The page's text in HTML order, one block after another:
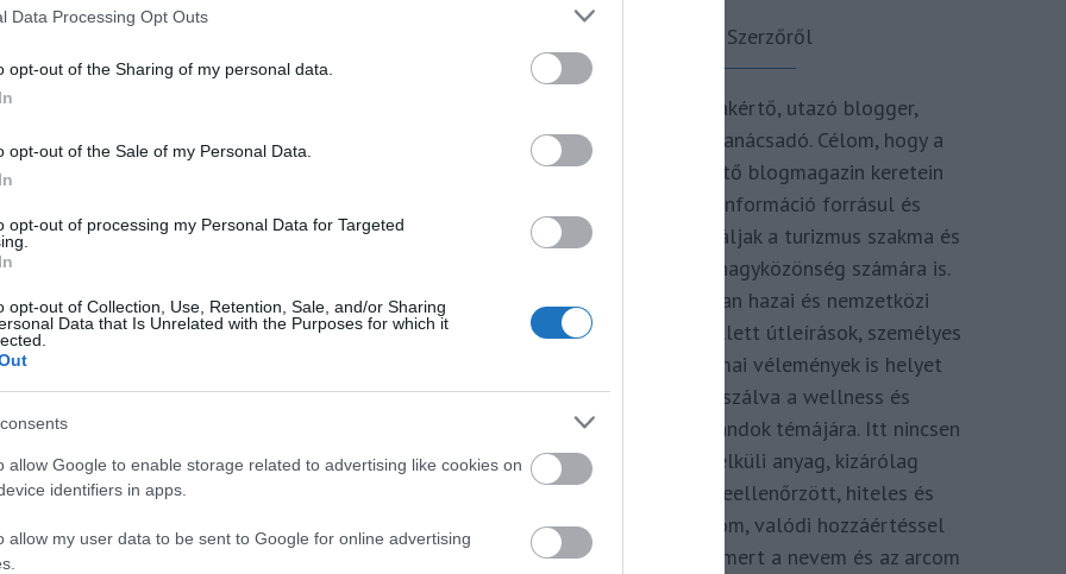
Data Processing Opt Outs
opt-out of the Sharing of my personal data.
opt-out of the Sale of my Personal Data.
opt-out of processing my Personal Data for Targeted
opt-out of Collection, Use, Retention, Sale, and/or Sharing
Data that Is Unrelated with the Purposes for which it
allow Google to enable storage related to advertising like cookies on
identifiers in apps.
allow my user data to be sent to Google for online advertising
country neighbouring Ukraine (Poland, Slovakia,
of baggage are subject to a fee. To make a
card number must be provided at time of
before boarding.
reach their destination as easily as possible. Wizz
additional flights in countries bordering Ukraine
100 000 безкоштовних квитків біженцям з
з Україною країн (Польща, Словаччина,
року.
A Szerzőről
Turisztikai szakértő, utazó blogger,
vendégélmény tanácsadó. Célom, hogy a
kategória teremtő blogmagazin keretein
belül hiteles információ forrásul és
inspirációul szolgáljak a turizmus szakma és
az utazni vágyó nagyközönség számára is.
Repertoáromban hazai és nemzetközi
turizmus hírek mellett útleírások, személyes
ajánlók és szakmai vélemények is helyet
kapnak, fókuszálva a wellness és
termálfürdők, strandok témájára. Itt nincsen
hivatkozás nélküli anyag, kizárólag
többszörösen leellenőrzött, hiteles és
minőségi tartalom, valódi hozzáértéssel
megkomponálva, mert a nevem és az arcom